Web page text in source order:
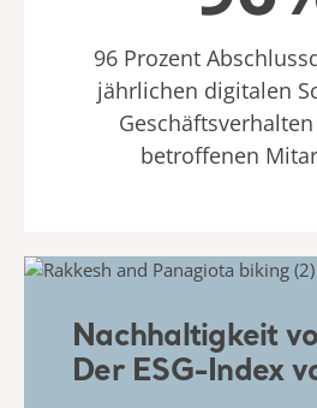
96 Prozent
jährlichen digitalen
betroffenen
Nachhaltigkeit
Der ESG-Index